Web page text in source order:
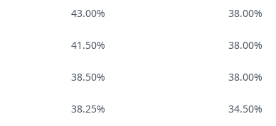
43.00% 38.00%
41.50% 38.00%
38.50% 38.00%
38.25% 34.50%